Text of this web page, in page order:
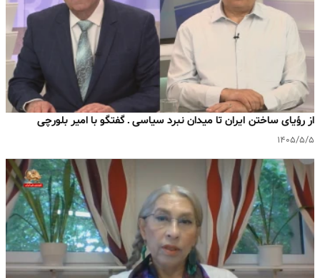
از رؤیای ساختن ایران تا میدان نبرد سیاسی ـ گفتگو با امیر بلورچی
۱۴۰۵/۵/۵